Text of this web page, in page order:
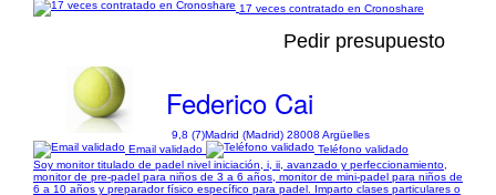
17 veces contratado en Cronoshare
Pedir presupuesto
Federico Cai
9,8 (7)Madrid (Madrid) 28008 Argüelles
Email validado
Teléfono validado
Soy monitor titulado de padel nivel iniciación, i, ii, avanzado y perfeccionamiento,
monitor de pre-padel para niños de 3 a 6 años, monitor de mini-padel para niños de
6 a 10 años y preparador físico específico para padel. Imparto clases particulares o